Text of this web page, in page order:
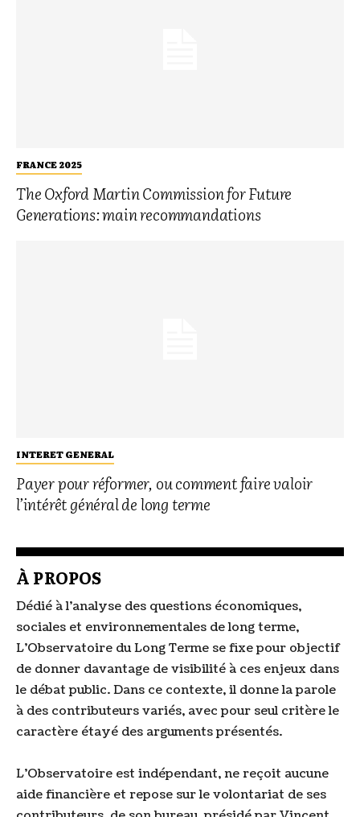
FRANCE 2025
The Oxford Martin Commission for Future
Generations: main recommandations
INTERET GENERAL
Payer pour réformer, ou comment faire valoir
l’intérêt général de long terme
À PROPOS
Dédié à l’analyse des questions économiques,
sociales et environnementales de long terme,
L’Observatoire du Long Terme se fixe pour objectif
de donner davantage de visibilité à ces enjeux dans
le débat public. Dans ce contexte, il donne la parole
à des contributeurs variés, avec pour seul critère le
caractère étayé des arguments présentés.
L’Observatoire est indépendant, ne reçoit aucune
aide financière et repose sur le volontariat de ses